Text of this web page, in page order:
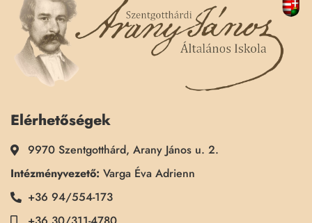
Elérhetőségek
9970 Szentgotthárd, Arany János u. 2.
Intézményvezető: Varga Éva Adrienn
+36 94/554-173